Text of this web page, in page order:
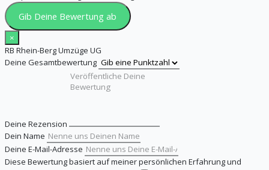
Gib Deine Bewertung ab
×
RB Rhein-Berg Umzüge UG
Deine Gesamtbewertung
Deine Rezension
Dein Name
Deine E-Mail-Adresse
Diese Bewertung basiert auf meiner persönlichen Erfahrung und